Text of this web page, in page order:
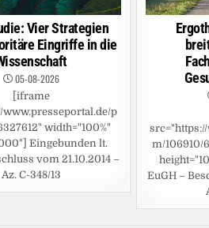
Vier Strategien
Eingriffe in die
05-08-2026
[iframe
www.presseportal.de/p
width="100%"
Eingebunden lt.
vom 21.10.2014 –
Az. C-348/13
m/106910/
EuGH –